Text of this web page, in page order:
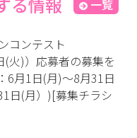
一覧
コンテスト
(火)）応募者の募集を
6月1日(月)～8月31日
日(月）)[募集チラシ